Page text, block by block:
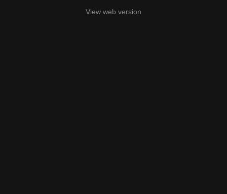
View web version